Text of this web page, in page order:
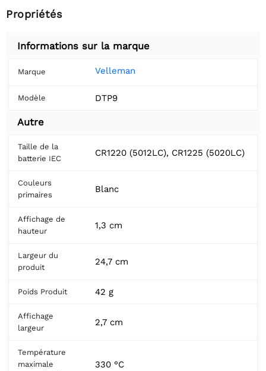
Propriétés
Informations sur la marque
Marque Velleman
Modèle DTP9
Autre
Taille de la
batterie IEC
CR1220 (5012LC), CR1225 (5020LC)
Couleurs
primaires
Blanc
Affichage de
hauteur
1,3 cm
Largeur du
produit
24,7 cm
Poids Produit 42 g
Affichage
largeur
2,7 cm
Température
maximale
330 °C